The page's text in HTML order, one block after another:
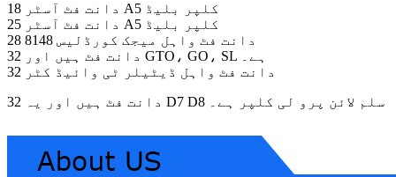
18 دانت فٹ آسٹر A5 کلپر بلیڈ
25 دانت فٹ آسٹر A5 کلپر بلیڈ
28 دانت فٹ واہل میجک کورڈلیس 8148
32 دانت فٹ ہیں اور GTO، GO، SL ہے۔
32 دانت فٹ واہل ڈیٹیلر ٹی وائیڈ کٹر
32 دانت فٹ ہیں اور یہ D7 D8 سلم لائن پرو لی کلپر ہے۔